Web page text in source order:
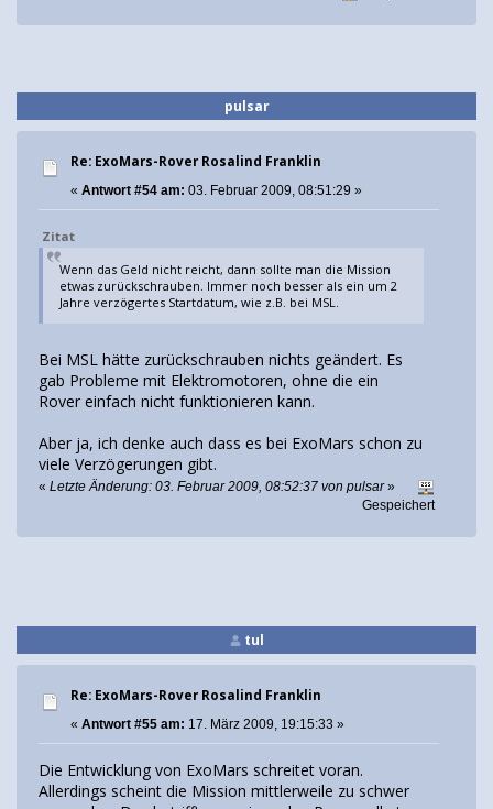
pulsar
Re: ExoMars-Rover Rosalind Franklin
« Antwort #54 am: 03. Februar 2009, 08:51:29 »
Zitat
Wenn das Geld nicht reicht, dann sollte man die Mission
etwas zurückschrauben. Immer noch besser als ein um 2
Jahre verzögertes Startdatum, wie z.B. bei MSL.
Bei MSL hätte zurückschrauben nichts geändert. Es
gab Probleme mit Elektromotoren, ohne die ein
Rover einfach nicht funktionieren kann.
Aber ja, ich denke auch dass es bei ExoMars schon zu
viele Verzögerungen gibt.
« Letzte Änderung: 03. Februar 2009, 08:52:37 von pulsar»
Gespeichert
tul
Re: ExoMars-Rover Rosalind Franklin
« Antwort #55 am: 17. März 2009, 19:15:33 »
Die Entwicklung von ExoMars schreitet voran.
Allerdings scheint die Mission mittlerweile zu schwer